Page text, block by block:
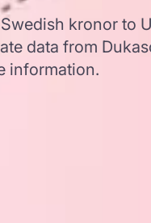
kronor to
data from
information.